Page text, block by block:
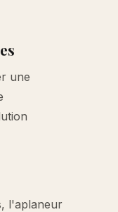
une
l'aplaneur